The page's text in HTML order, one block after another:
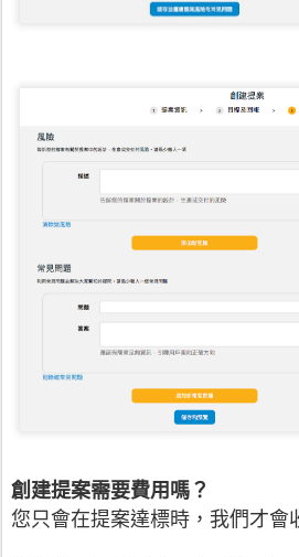
創建提案需要費用嗎？
您只會在提案達標時，我們才會